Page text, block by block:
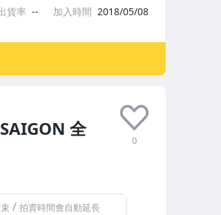
全
0
/ 拍賣時間會自動延長
貨率 -- 加入時間 2018/05/08